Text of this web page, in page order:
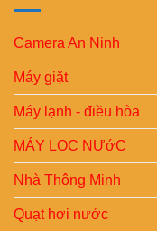
Camera An Ninh
Máy giặt
Máy lạnh - điều hòa
MÁY LỌC NƯớC
Nhà Thông Minh
Quạt hơi nước